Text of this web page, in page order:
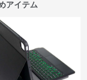
アイテム